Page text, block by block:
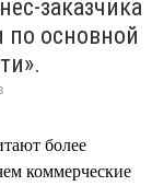
заказчика
по основной
более
коммерческие